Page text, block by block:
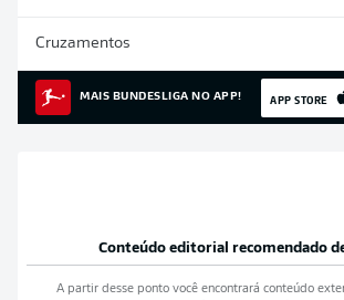
Cruzamentos
MAIS BUNDESLIGA NO APP! APP STORE
Conteúdo editorial recomendado
A partir desse ponto você encontrará conteúdo